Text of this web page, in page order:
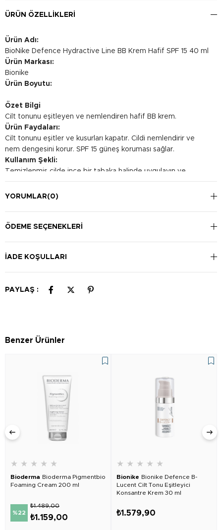
ÜRÜN ÖZELLIKLERI
Ürün Adı:
BioNike Defence Hydractive Line BB Krem Hafif SPF 15 40 ml
Ürün Markası:
Bionike
Ürün Boyutu:
Özet Bilgi
Cilt tonunu eşitleyen ve nemlendiren hafif BB krem.
Ürün Faydaları:
Cilt tonunu eşitler ve kusurları kapatır. Cildi nemlendirir ve
nem dengesini korur. SPF 15 güneş koruması sağlar.
Kullanım Şekli:
Temizlenmiş cilde ince bir tabaka halinde uygulayın ve
nazikçe yayın. Gerektiğinde daha fazla ürün uygulayabilirsiniz.
Günlük kullanıma uygundur.
YORUMLAR(0)
ÖDEME SEÇENEKLERI
İADE KOŞULLARI
PAYLAŞ :
Benzer Ürünler
★ ★ ★ ★ ★
Bioderma Bioderma Pigmentbio
Foaming Cream 200 ml
%22
₺1.159,00
₺1.489,00
★ ★ ★ ★ ★
Bionike Bionike Defence B-
Lucent Cilt Tonu Eşitleyici
Konsantre Krem 30 ml
₺1.579,90